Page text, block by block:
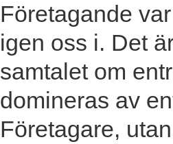
Företagande
igen oss i. Det
samtalet om
domineras av
Företagare,